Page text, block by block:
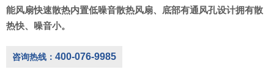
能风扇快速散热内置低噪音散热风扇、底部有通风孔设计拥有散
热快、噪音小。
咨询热线： 400-076-9985